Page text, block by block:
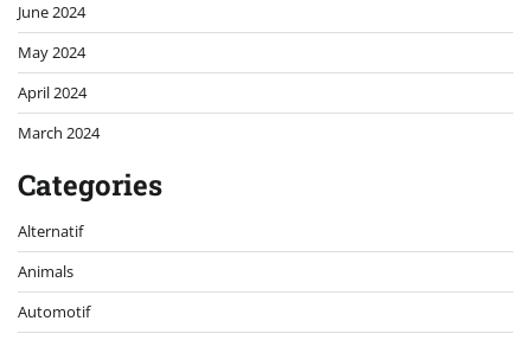
June 2024
May 2024
April 2024
March 2024
Categories
Alternatif
Animals
Automotif